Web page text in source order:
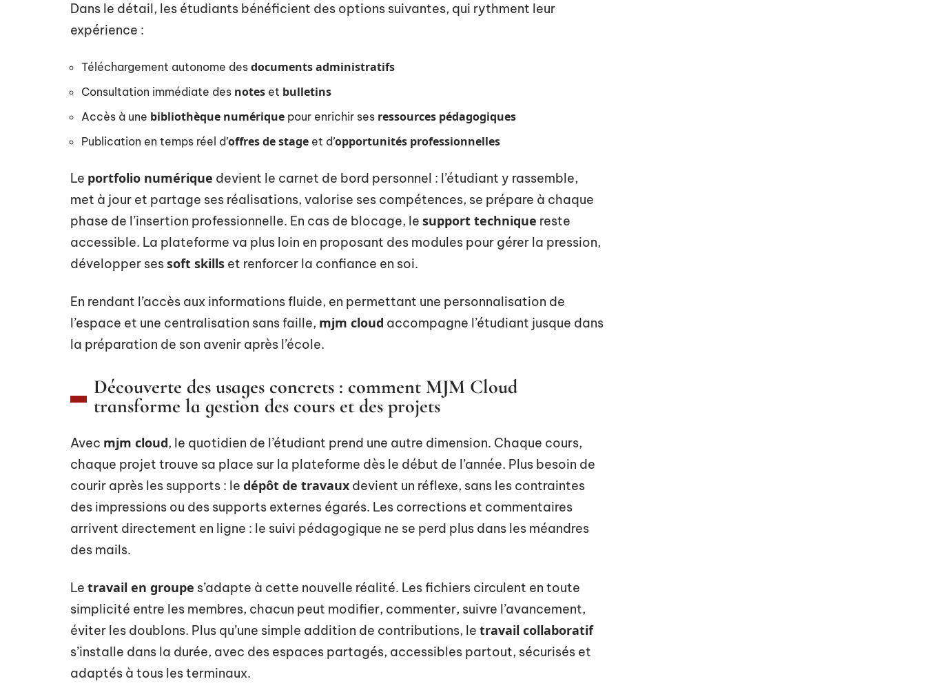
Dans le détail, les étudiants bénéficient des options suivantes, qui rythment leur
expérience :
Téléchargement autonome des documents administratifs
Consultation immédiate des notes et bulletins
Accès à une bibliothèque numérique pour enrichir ses ressources pédagogiques
Publication en temps réel d’offres de stage et d’opportunités professionnelles
Le portfolio numérique devient le carnet de bord personnel : l’étudiant y rassemble,
met à jour et partage ses réalisations, valorise ses compétences, se prépare à chaque
phase de l’insertion professionnelle. En cas de blocage, le support technique reste
accessible. La plateforme va plus loin en proposant des modules pour gérer la pression,
développer sessoft skills et renforcer la confiance en soi.
En rendant l’accès aux informations fluide, en permettant une personnalisation de
l’espace et une centralisation sans faille, mjm cloud accompagne l’étudiant jusque dans
la préparation de son avenir après l’école.
Découverte des usages concrets : comment MJM Cloud
transforme la gestion des cours et des projets
Avec mjm cloud, le quotidien de l’étudiant prend une autre dimension. Chaque cours,
chaque projet trouve sa place sur la plateforme dès le début de l’année. Plus besoin de
courir après les supports : le dépôt de travaux devient un réflexe, sans les contraintes
des impressions ou des supports externes égarés. Les corrections et commentaires
arrivent directement en ligne : le suivi pédagogique ne se perd plus dans les méandres
des mails.
Le travail en groupe s’adapte à cette nouvelle réalité. Les fichiers circulent en toute
simplicité entre les membres, chacun peut modifier, commenter, suivre l’avancement,
éviter les doublons. Plus qu’une simple addition de contributions, le travail collaboratif
s’installe dans la durée, avec des espaces partagés, accessibles partout, sécurisés et
adaptés à tous les terminaux.